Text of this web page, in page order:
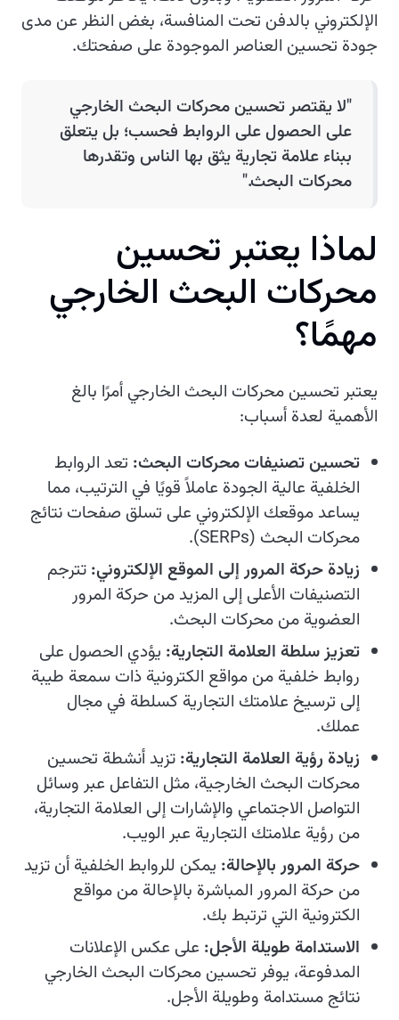
الإلكتروني بالدفن تحت المنافسة، بغض النظر عن مدى
جودة تحسين العناصر الموجودة على صفحتك.
"لا يقتصر تحسين محركات البحث الخارجي
على الحصول على الروابط فحسب؛ بل يتعلق
ببناء علامة تجارية يثق بها الناس وتقدرها
محركات البحث."
لماذا يعتبرتحسين
محركات البحث الخارجي
مهما؟
يعتبر تحسين محركات البحث الخارجي أمرًا بالغ
الأهمية لعدة أسباب:
تحسين تصنيفات محركات البحث: تعد الروابط
الخلفية عالية الجودة عاملاً قويًا في الترتيب، مما
يساعد موقعك الإلكتروني على تسلق صفحات نتائج
محركات البحث (SERPs).
زيادة حركة المرور إلى الموقع الإلكتروني: تترجم
التصنيفات الأعلى إلى المزيد من حركة المرور
العضوية من محركات البحث.
تعزيز سلطة العلامة التجارية: يؤدي الحصول على
روابط خلفية من مواقع الكترونية ذات سمعة طيبة
إلى ترسيخ علامتك التجارية كسلطة في مجال
عملك.
زيادة رؤية العلامة التجارية: تزيد أنشطة تحسين
محركات البحث الخارجية، مثل التفاعل عبر وسائل
التواصل الاجتماعي والإشارات إلى العلامة التجارية،
من رؤية علامتك التجارية عبر الويب.
حركة المرور بالإحالة: يمكن للروابط الخلفية أن تزيد
من حركة المرور المباشرة بالإحالة من مواقع
الكترونية التي ترتبط بك.
الاستدامة طويلة الأجل: على عكس الإعلانات
المدفوعة، يوفر تحسين محركات البحث الخارجي
نتائج مستدامة وطويلة الأجل.